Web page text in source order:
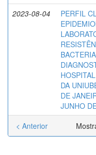
2023-08-04
PERFIL
DA
DE
JUNHO
< Anterior